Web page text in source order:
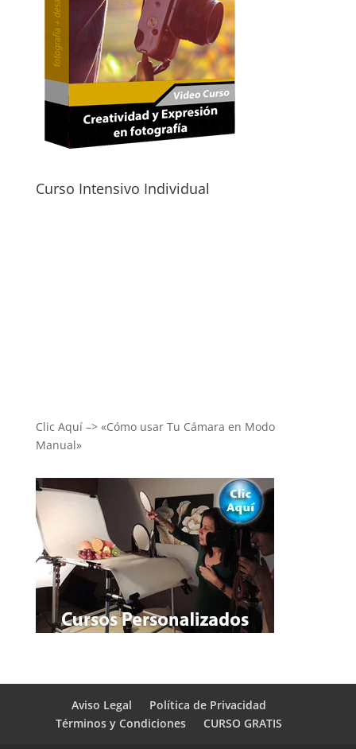
Curso Intensivo Individual
Clic Aquí –> «Cómo usar Tu Cámara en Modo
Manual»
Aviso Legal
Política de Privacidad
Términos y Condiciones
CURSO GRATIS